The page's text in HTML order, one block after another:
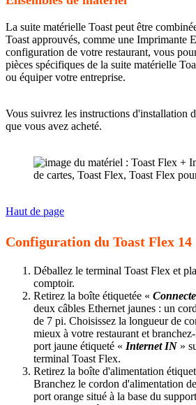
La suite matérielle Toast peut être
Toast approuvés, comme une Imprimante
configuration de votre restaurant, vous
pièces spécifiques de la suite matérielle
ou équiper votre entreprise.
Vous suivrez les instructions d'installation
que vous avez acheté.
Haut de page
Configuration du Toast Flex 14
Déballez le terminal Toast Flex et
comptoir.
Retirez la boîte étiquetée «
deux câbles Ethernet jaunes : un
de 7 pi. Choisissez la longueur de
mieux à votre restaurant et
port jaune étiqueté « Internet IN »
terminal Toast Flex.
Retirez la boîte d'alimentation
Branchez le cordon d'alimentation
port orange situé à la base du